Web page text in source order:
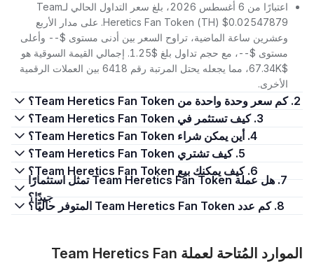
اعتبارًا من 6 أغسطس 2026، بلغ سعر التداول الحالي لـTeam
Heretics Fan Token (TH) $0.02547879. على مدار الأربع
وعشرين ساعة الماضية، تراوح السعر بين أدنى مستوى $-- وأعلى
مستوى $--، مع حجم تداول بلغ $1.25. إجمالي القيمة السوقية هو
$67.34K، مما يجعله يحتل المرتبة رقم 6418 بين العملات الرقمية
الأخرى.
2. كم سعر وحدة واحدة من Team Heretics Fan Token؟
3. كيف تستثمر في Team Heretics Fan Token؟
4. أين يمكن شراء Team Heretics Fan Token؟
5. كيف تشتري Team Heretics Fan Token؟
6. كيف يمكنك بيع Team Heretics Fan Token؟
7. هل عملة Team Heretics Fan Token تمثل استثمارًا
جيدًا؟
8. كم عدد Team Heretics Fan Token المتوفر حاليًا؟
الموارد المُتاحة لعملة Team Heretics Fan